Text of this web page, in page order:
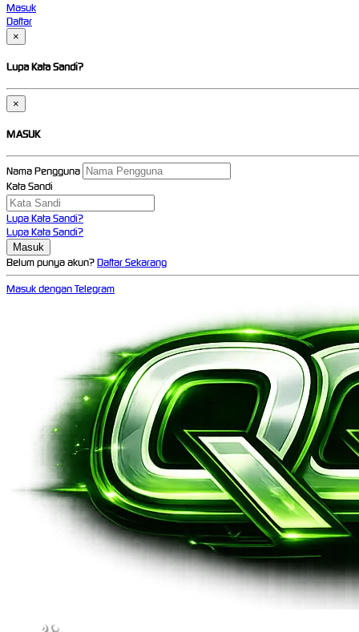
Masuk
Daftar
×
Lupa Kata Sandi?
×
MASUK
Nama Pengguna
Kata Sandi
Lupa Kata Sandi?
Lupa Kata Sandi?
Belum punya akun?Daftar Sekarang
Masuk dengan Telegram